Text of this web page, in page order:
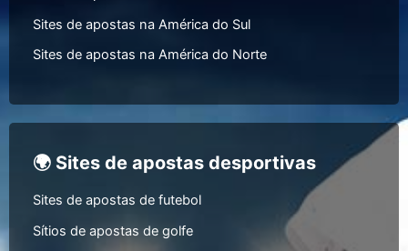
Sites de apostas na América do Sul
Sites de apostas na América do Norte
🌍 Sites de apostas desportivas
Sites de apostas de futebol
Sítios de apostas de golfe